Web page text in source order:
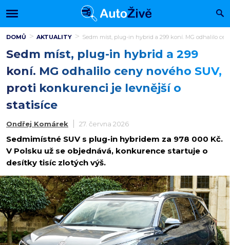
DOMŮ AKTUALITY Sedm míst, plug-in hybrid a 299 koní. MG odhalilo
Sedm míst, plug-in hybrid a 299
koní. MG odhalilo ceny nového SUV,
proti konkurenci je levnější o
statisíce
Ondřej Komárek 27. června 2026
Sedmimístné SUV s plug-in hybridem za 978 000 Kč.
V Polsku už se objednává, konkurence startuje o
desítky tisíc zlotých výš.